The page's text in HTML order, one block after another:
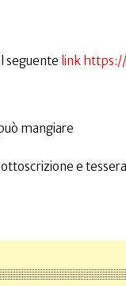
seguente link
mangiare
e